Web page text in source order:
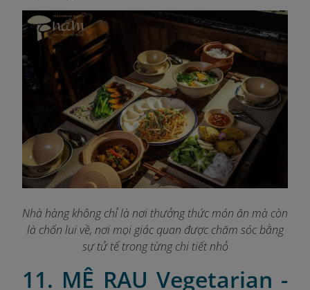
Nhà hàng không chỉ là nơi thưởng thức món ăn mà còn
là chốn lui về, nơi mọi giác quan được chăm sóc bằng
sự tử tế trong từng chi tiết nhỏ
11. MÊ RAU Vegetarian -